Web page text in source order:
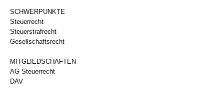
SCHWERPUNKTE
Steuerrecht
Steuerstrafrecht
Gesellschaftsrecht
MITGLIEDSCHAFTEN
AG Steuerrecht
DAV